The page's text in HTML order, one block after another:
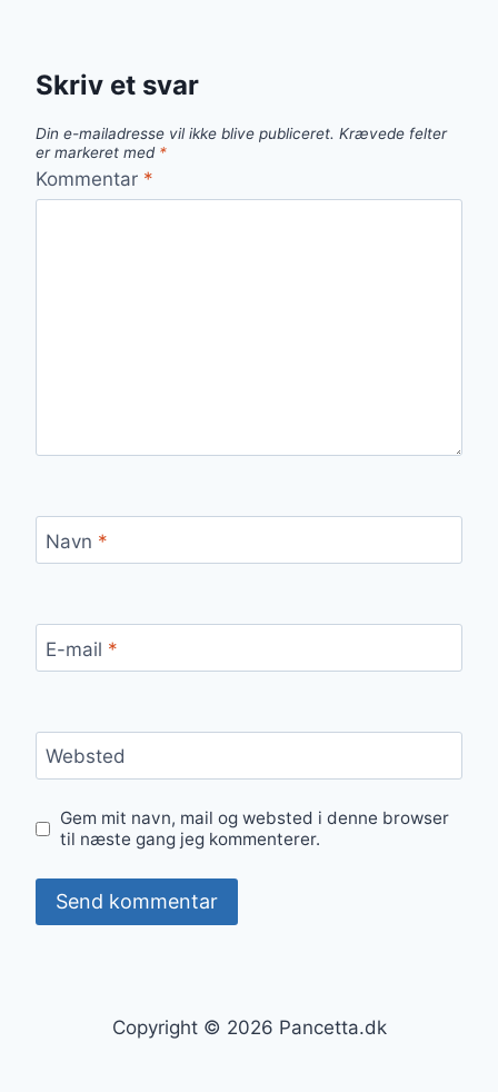
Skriv et svar
Din e-mailadresse vil ikke blive publiceret. Krævede felter
er markeret med *
Kommentar *
Navn *
E-mail *
Websted
Gem mit navn, mail og websted i denne browser
til næste gang jeg kommenterer.
Copyright © 2026 Pancetta.dk